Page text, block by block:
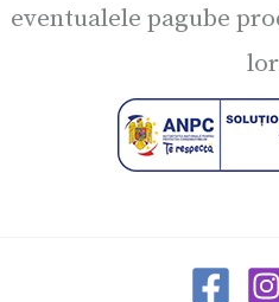
eventualele pagube